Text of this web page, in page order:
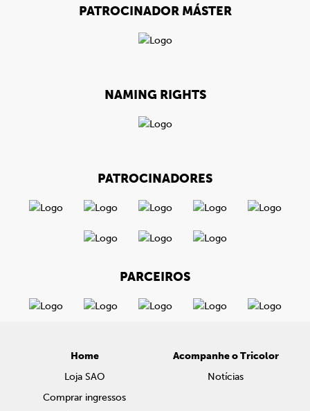
PATROCINADOR MÁSTER
NAMING RIGHTS
PATROCINADORES
PARCEIROS
Home
Loja SAO
Comprar ingressos
Acompanhe o Tricolor
Notícias